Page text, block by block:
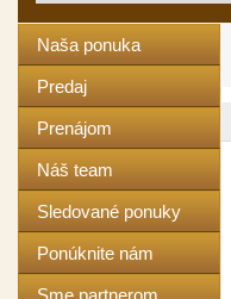
Naša ponuka
Predaj
Prenájom
Náš team
Sledované ponuky
Ponúknite nám
Sme partnerom